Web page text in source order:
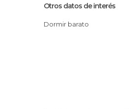
Otros datos de interés
Dormir barato